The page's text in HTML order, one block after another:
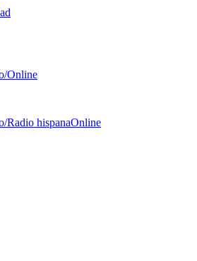
Online
Radio hispanaOnline